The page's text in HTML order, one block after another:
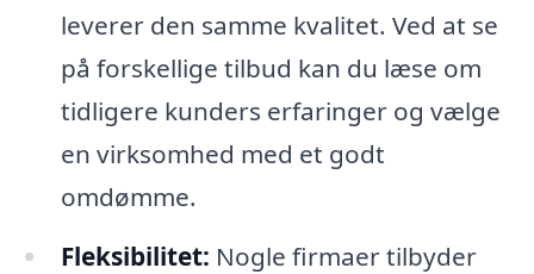
leverer den samme kvalitet. Ved at se
på forskellige tilbud kan du læse om
tidligere kunders erfaringer og vælge
en virksomhed med et godt
omdømme.
Fleksibilitet: Nogle firmaer tilbyder